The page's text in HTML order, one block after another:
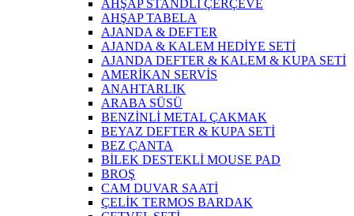
AHŞAP STANDLI ÇERÇEVE
AHŞAP TABELA
AJANDA & DEFTER
AJANDA & KALEM HEDİYE SETİ
AJANDA DEFTER & KALEM & KUPA SETİ
AMERİKAN SERVİS
ANAHTARLIK
ARABA SÜSÜ
BENZİNLİ METAL ÇAKMAK
BEYAZ DEFTER & KUPA SETİ
BEZ ÇANTA
BİLEK DESTEKLİ MOUSE PAD
BROŞ
CAM DUVAR SAATİ
ÇELİK TERMOS BARDAK